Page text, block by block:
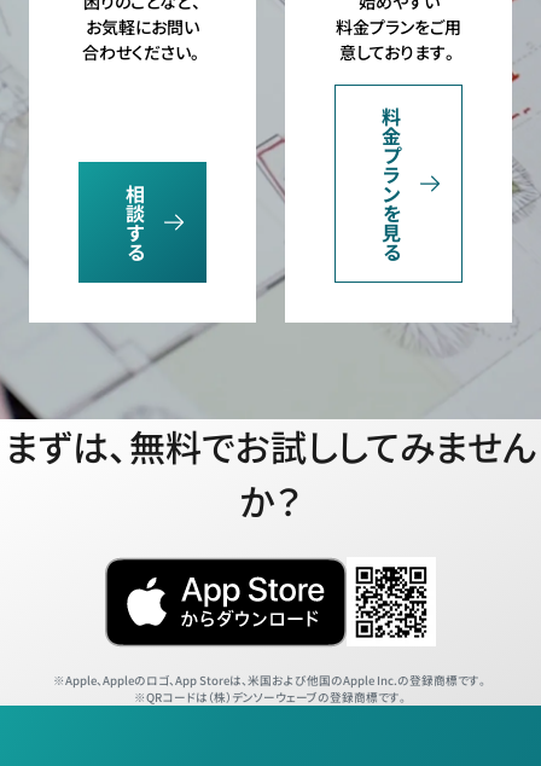
お気軽にお問い
合わせください。
相
談
す
る
料金プランをご用
意しております。
料
金
プ
ラ
ン
を
見
る
まずは、無料でお試ししてみません
か？
Apple、Appleのロゴ、App Storeは、米国および他国のApple Inc.の登録商標です。
QRコードは（株）デンソーウェーブの登録商標です。